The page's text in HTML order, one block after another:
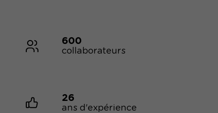
600
collaborateurs
26
ans d'expérience